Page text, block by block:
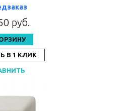
руб.
В 1 КЛИК